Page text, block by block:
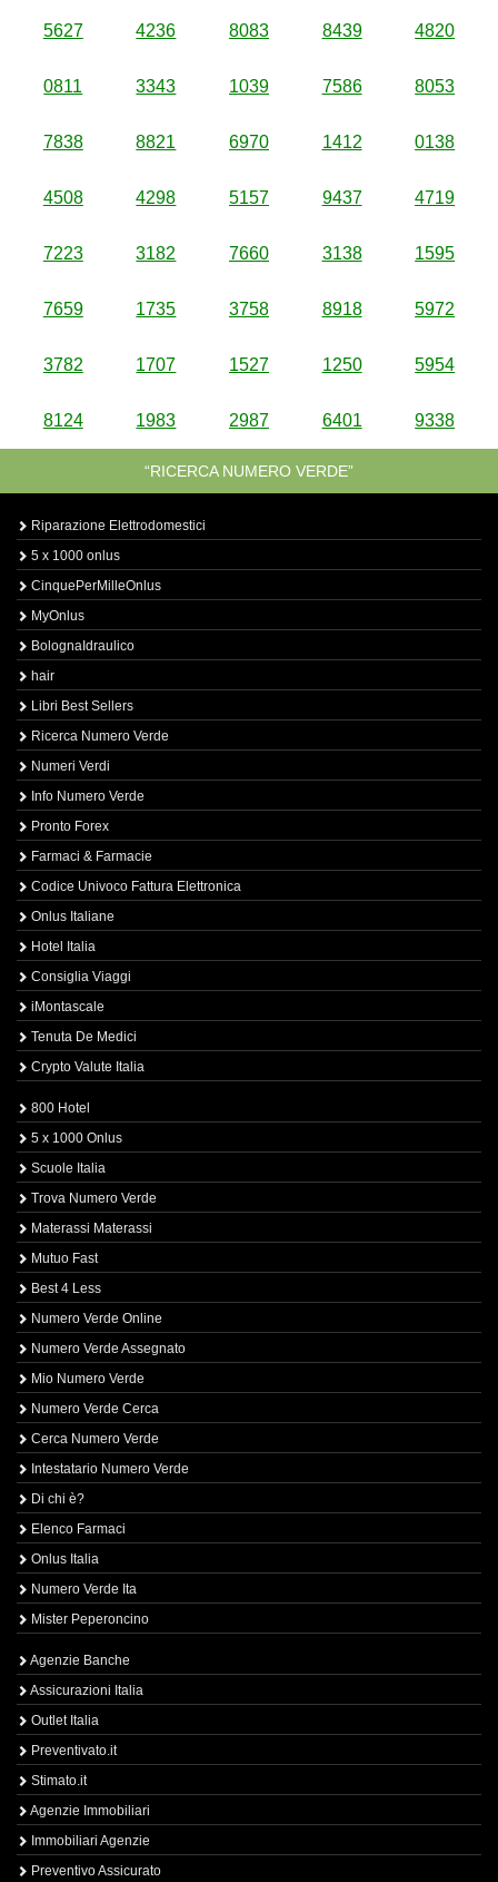
5627 4236 8083 8439 4820
0811 3343 1039 7586 8053
7838 8821 6970 1412 0138
4508 4298 5157 9437 4719
7223 3182 7660 3138 1595
7659 1735 3758 8918 5972
3782 1707 1527 1250 5954
8124 1983 2987 6401 9338
“RICERCA NUMERO VERDE”
Riparazione Elettrodomestici
5 x 1000 onlus
CinquePerMilleOnlus
MyOnlus
BolognaIdraulico
hair
Libri Best Sellers
Ricerca Numero Verde
Numeri Verdi
Info Numero Verde
Pronto Forex
Farmaci & Farmacie
Codice Univoco Fattura Elettronica
Onlus Italiane
Hotel Italia
Consiglia Viaggi
iMontascale
Tenuta De Medici
Crypto Valute Italia
800 Hotel
5 x 1000 Onlus
Scuole Italia
Trova Numero Verde
Materassi Materassi
Mutuo Fast
Best 4 Less
Numero Verde Online
Numero Verde Assegnato
Mio Numero Verde
Numero Verde Cerca
Cerca Numero Verde
Intestatario Numero Verde
Di chi è?
Elenco Farmaci
Onlus Italia
Numero Verde Ita
Mister Peperoncino
Agenzie Banche
Assicurazioni Italia
Outlet Italia
Preventivato.it
Stimato.it
Agenzie Immobiliari
Immobiliari Agenzie
Preventivo Assicurato